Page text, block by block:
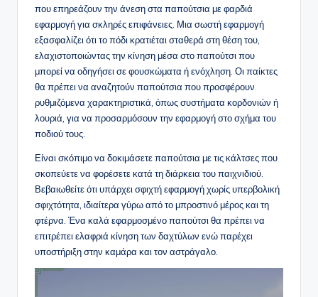
που επηρεάζουν την άνεση στα παπούτσια με φαρδιά
εφαρμογή για σκληρές επιφάνειες. Μια σωστή εφαρμογή
εξασφαλίζει ότι το πόδι κρατιέται σταθερά στη θέση του,
ελαχιστοποιώντας την κίνηση μέσα στο παπούτσι που
μπορεί να οδηγήσει σε φουσκώματα ή ενόχληση. Οι παίκτες
θα πρέπει να αναζητούν παπούτσια που προσφέρουν
ρυθμιζόμενα χαρακτηριστικά, όπως συστήματα κορδονιών ή
λουριά, για να προσαρμόσουν την εφαρμογή στο σχήμα του
ποδιού τους.
Είναι σκόπιμο να δοκιμάσετε παπούτσια με τις κάλτσες που
σκοπεύετε να φορέσετε κατά τη διάρκεια του παιχνιδιού.
Βεβαιωθείτε ότι υπάρχει σφιχτή εφαρμογή χωρίς υπερβολική
σφιχτότητα, ιδιαίτερα γύρω από το μπροστινό μέρος και τη
φτέρνα. Ένα καλά εφαρμοσμένο παπούτσι θα πρέπει να
επιτρέπει ελαφριά κίνηση των δαχτύλων ενώ παρέχει
υποστήριξη στην καμάρα και τον αστράγαλο.